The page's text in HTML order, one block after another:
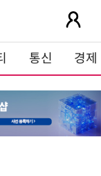
통신 경제